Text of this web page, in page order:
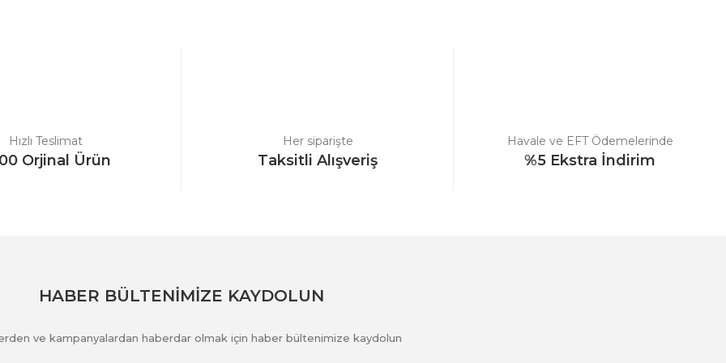
Hızlı Teslimat
Orjinal Ürün
Her siparişte
Taksitli Alışveriş
Havale ve EFT Ödemelerinde
%5 Ekstra İndirim
HABER BÜLTENİMİZE KAYDOLUN
ve kampanyalardan haberdar olmak için haber bültenimize kaydolun